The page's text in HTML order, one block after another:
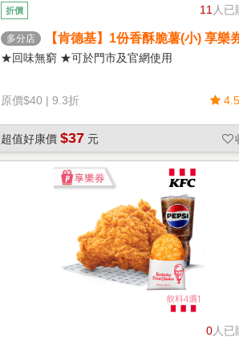
11 人已
折價
多分店 【肯德基】1份香酥脆薯(小) 享樂
★回味無窮 ★可於門市及官網使用
原價$40 | 9.3折 4.5
超值好康價 $37 元
0人已